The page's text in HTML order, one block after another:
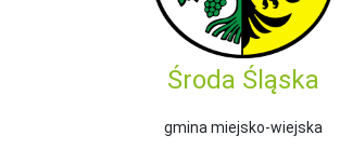
Środa Śląska
gmina miejsko-wiejska